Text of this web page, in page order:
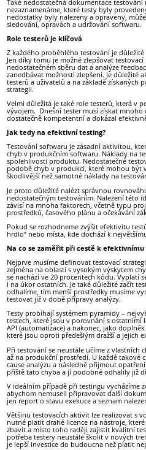
Také nedostatečná dokumentace testování
nezaznamenáme, které testy byly
nedostatky byly nalezeny a opraveny,
sledování, opravách a udržování softwaru.
Role testerů je klíčová
Z každého proběhlého testování je
Jen díky tomu je možné zlepšovat
nedostatečném sběru dat a analýze
zanedbávat možnosti zlepšení. Je důležité
testerů a uživatelů a na základě získaných
strategii.
Velmi důležitá je také role testerů, která v
vývojem. Dnešní tester musí získat
dostatečně kompetentní a dokázal
Jak tedy na efektivní testing?
Testování softwaru je zásadní aktivitou,
chyb v produkčním softwaru. Náklady na
spolehlivosti produktu. Nedostatečné
podobě chyb v produkci, které mohou být
škodlivější než samotné náklady na
Je proto důležité nalézt správnou
nedostatečným testováním. Nalezení této
závisí na mnoha faktorech, včetně typu
prostředků, časového plánu a očekávání
Pokud se rozhodneme zvýšit efektivitu
hrdlo“ nebo místa, kde dochází k
Na co se zaměřit při cestě k efektivnímu
Nejprve musíme definovat testovací
zejména na oblasti s vysokým výskytem
se nachází ve 20 procentech kódu. Vyplatí
i na úkor ostatních. Je také důležité začít
odhalíme, tím menší prostředky musíme
testovat již v době přípravy analýzy.
Testy probíhají systémem pyramidy –
testech, které jsou v porovnání s ostatními
API (automatizace) a nakonec, jako
které jsou oproti předešlým dražší a jejich
Při testování se neustále učíme z vlastních
až na produkční prostředí. U každé
cause analýzu a následně přijmout
příště tato chyba a jí podobné odhalily již
V ideálním případě při testingu vycházíme
abychom nemuseli připravovat další
jen report o stavu exekuce a seznam
Většinu testovacích aktivit lze realizovat s
nutné platit drahé licence na nástroje,
zbavit a místo toho raději zajistit kvalitní
potřeba testery neustále školit v nových
je lepší investice do budoucna než platit